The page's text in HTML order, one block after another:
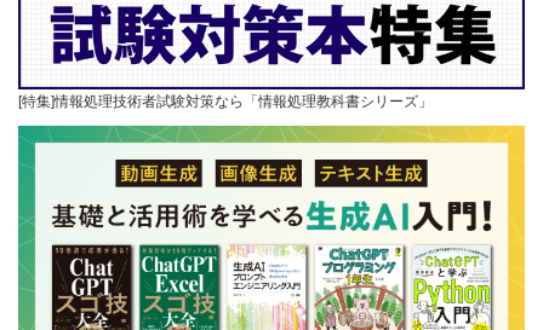
[特集]情報処理技術者試験対策なら「情報処理教科書シリーズ」